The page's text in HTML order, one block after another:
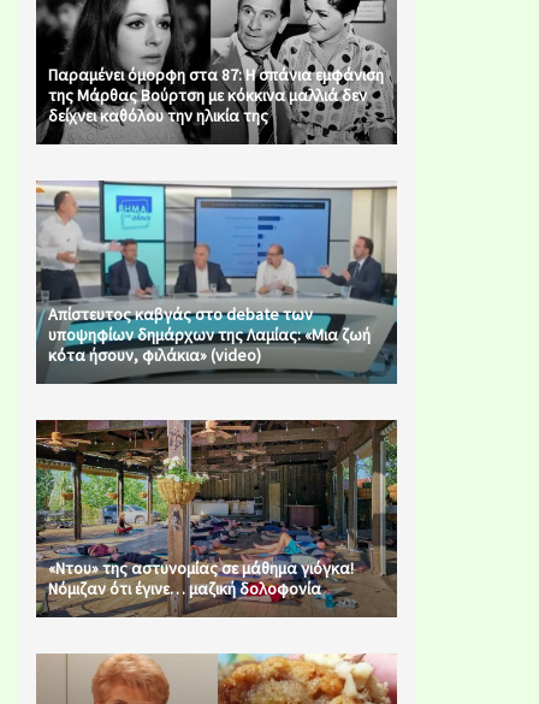
Παραμένει όμορφη στα 87: Η σπάνια εμφάνιση
της Μάρθας Βούρτση με κόκκινα μαλλιά δεν
δείχνει καθόλου την ηλικία της
Απίστευτος καβγάς στο debate των
υποψηφίων δημάρχων της Λαμίας: «Μια ζωή
κότα ήσουν, φιλάκια» (video)
«Ντου» της αστυνομίας σε μάθημα γιόγκα!
Νόμιζαν ότι έγινε… μαζική δολοφονία